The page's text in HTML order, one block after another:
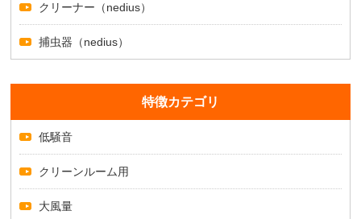
クリーナー（nedius）
捕虫器（nedius）
特徴カテゴリ
低騒音
クリーンルーム用
大風量